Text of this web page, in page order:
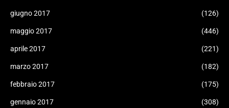
giugno 2017 (126)
maggio 2017 (446)
aprile 2017 (221)
marzo 2017 (182)
febbraio 2017 (175)
gennaio 2017 (308)